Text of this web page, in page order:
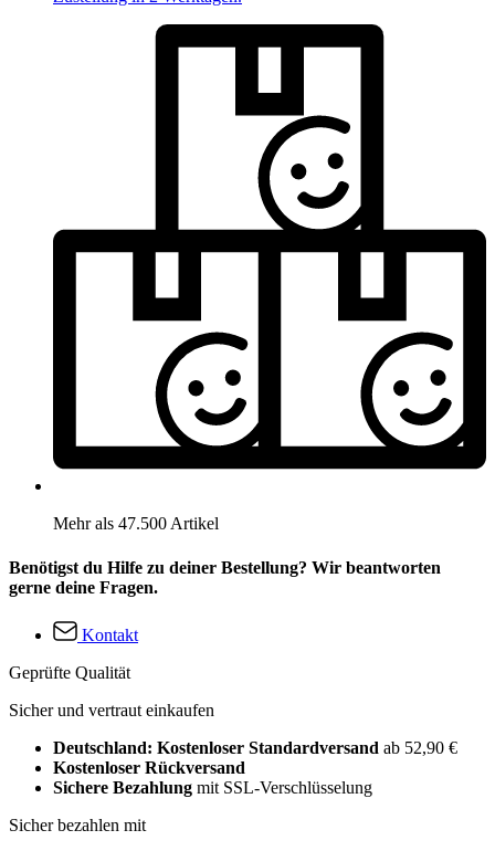
Mehr als 47.500 Artikel
Benötigst du Hilfe zu deiner Bestellung? Wir beantworten
gerne deine Fragen.
Kontakt
Geprüfte Qualität
Sicher und vertraut einkaufen
Deutschland: Kostenloser Standardversand ab 52,90 €
Kostenloser Rückversand
Sichere Bezahlung mit SSL-Verschlüsselung
Sicher bezahlen mit